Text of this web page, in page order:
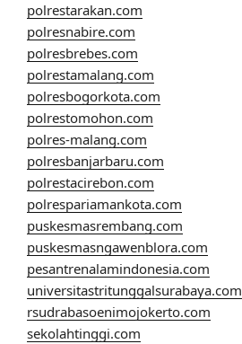
polrestarakan.com
polresnabire.com
polresbrebes.com
polrestamalang.com
polresbogorkota.com
polrestomohon.com
polres-malang.com
polresbanjarbaru.com
polrestacirebon.com
polrespariamankota.com
puskesmasrembang.com
puskesmasngawenblora.com
pesantrenalamindonesia.com
universitastritunggalsurabaya.com
rsudrabasoenimojokerto.com
sekolahtinggi.com